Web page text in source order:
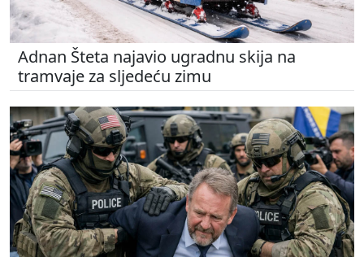
Adnan Šteta najavio ugradnu skija na
tramvaje za sljedeću zimu